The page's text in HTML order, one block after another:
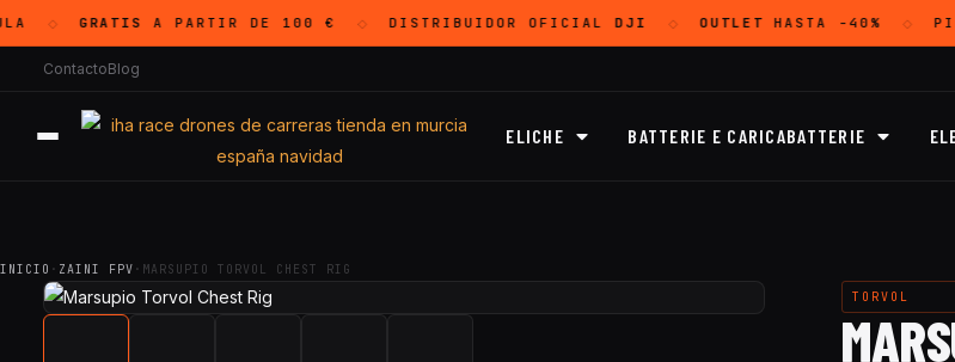
GRATISA PARTIR DE 100 € DISTRIBUIDOR OFICIAL DJI OUTLET HASTA -40%
ContactoBlog
ELICHE BATTERIE E CARICABATTERIE
INICIO · ZAINI FPV · MARSUPIO TORVOL CHEST RIG
TORVOL